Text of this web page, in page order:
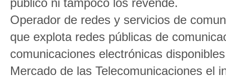
público ni tampoco los revende.
Operador de redes y servicios de
que explota redes públicas de
comunicaciones electrónicas
Mercado de las Telecomunicaciones el